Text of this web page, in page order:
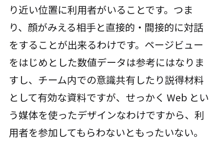
り近い位置に利用者がいることです。つま
り、顔がみえる相手と直接的・間接的に対話
をすることが出来るわけです。ページビュー
をはじめとした数値データは参考にはなりま
すし、チーム内での意識共有したり説得材料
として有効な資料ですが、せっかく Web とい
う媒体を使ったデザインなわけですから、利
用者を参加してもらわないともったいない。